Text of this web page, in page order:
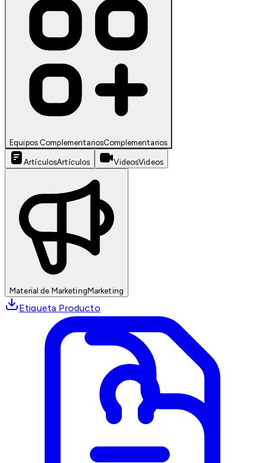
Equipos ComplementariosComplementarios
ArtículosArtículos VideosVideos
Material de MarketingMarketing
Etiqueta Producto